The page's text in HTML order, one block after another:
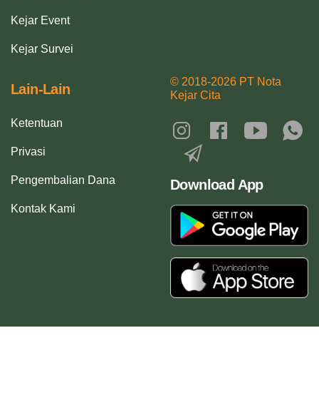
Kejar Event
Kejar Survei
Lain-Lain
Ketentuan
Privasi
Pengembalian Dana
Kontak Kami
© 2018-2026 PT Nota
Kejar Cita
Download App